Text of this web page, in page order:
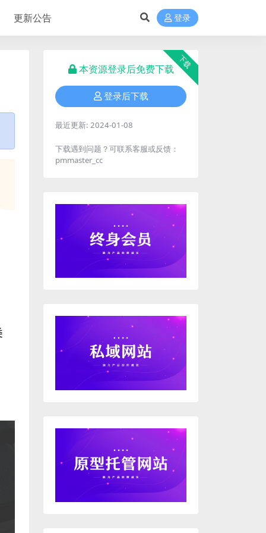
更新公告 登录
下载
本资源登录后免费下载
登录后下载
最近更新: 2024-01-08
下载遇到问题？可联系客服或反馈：
pmmaster_cc